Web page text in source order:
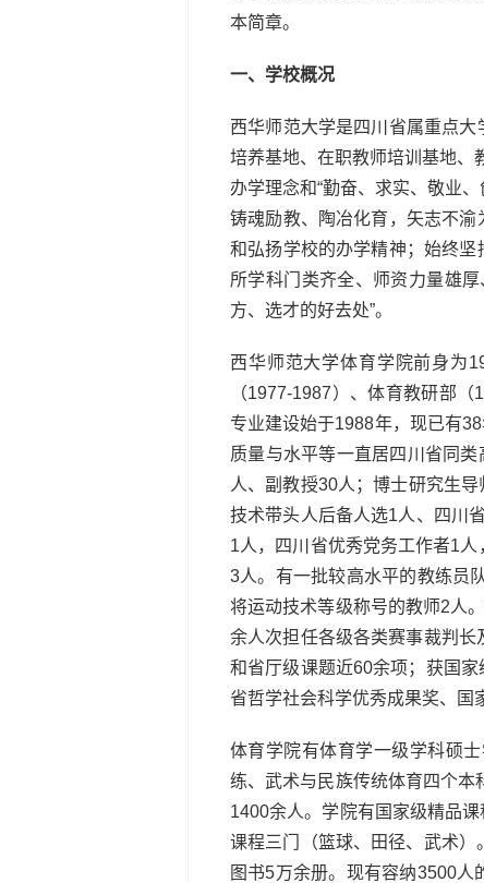
本简章。
一、学校概况
西华师范大学是四川省属重点
培养基地、在职教师培训基地、
办学理念和“勤奋、求实、敬业
铸魂励教、陶冶化育，矢志不
和弘扬学校的办学精神；始终
所学科门类齐全、师资力量雄
方、选才的好去处”。
西华师范大学体育学院前身为
（1977-1987）、体育教研部
专业建设始于1988年，现已有
质量与水平等一直居四川省同
人、副教授30人；博士研究生
技术带头人后备人选1人、四川
1人，四川省优秀党务工作者1
3人。有一批较高水平的教练员
将运动技术等级称号的教师2人
余人次担任各级各类赛事裁判
和省厅级课题近60余项；获国
省哲学社会科学优秀成果奖、国
体育学院有体育学一级学科硕
练、武术与民族传统体育四个本
1400余人。学院有国家级精品
课程三门（篮球、田径、武术
图书5万余册。现有容纳3500